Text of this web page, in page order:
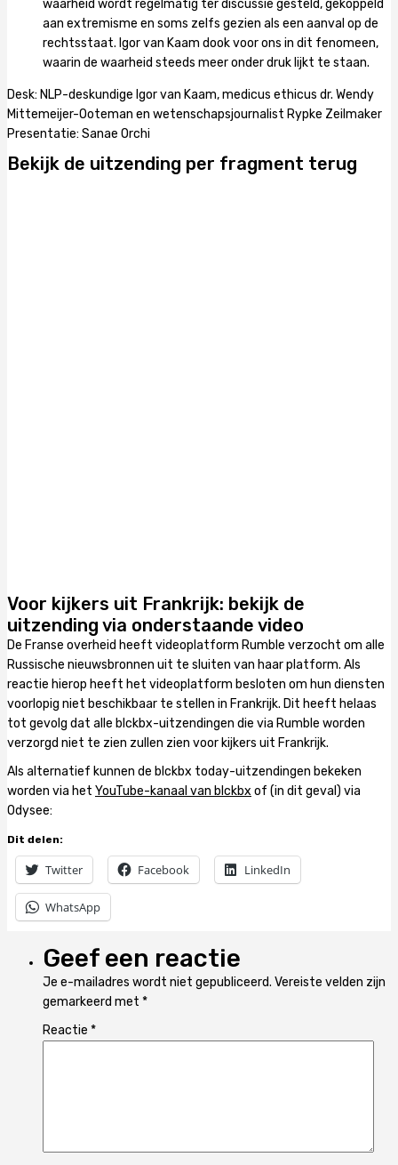
waarheid wordt regelmatig ter discussie gesteld, gekoppeld
aan extremisme en soms zelfs gezien als een aanval op de
rechtsstaat. Igor van Kaam dook voor ons in dit fenomeen,
waarin de waarheid steeds meer onder druk lijkt te staan.
Desk: NLP-deskundige Igor van Kaam, medicus ethicus dr. Wendy
Mittemeijer-Ooteman en wetenschapsjournalist Rypke Zeilmaker
Presentatie: Sanae Orchi
Bekijk de uitzending per fragment terug
Voor kijkers uit Frankrijk: bekijk de
uitzending via onderstaande video
De Franse overheid heeft videoplatform Rumble verzocht om alle
Russische nieuwsbronnen uit te sluiten van haar platform. Als
reactie hierop heeft het videoplatform besloten om hun diensten
voorlopig niet beschikbaar te stellen in Frankrijk. Dit heeft helaas
tot gevolg dat alle blckbx-uitzendingen die via Rumble worden
verzorgd niet te zien zullen zien voor kijkers uit Frankrijk.
Als alternatief kunnen de blckbx today-uitzendingen bekeken
worden via het YouTube-kanaal van blckbx of (in dit geval) via
Odysee:
Dit delen:
Twitter Facebook LinkedIn
WhatsApp
Geef een reactie
Je e-mailadres wordt niet gepubliceerd. Vereiste velden zijn
gemarkeerd met *
Reactie *